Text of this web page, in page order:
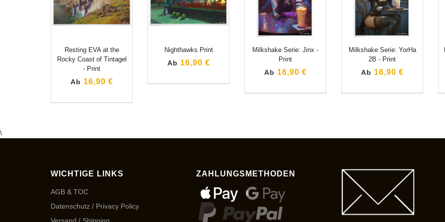
Resting EVA at the
Rocky Coast of Tintagel
- Print
Ab 16,90 €
Nighthawks Print
Ab 16,90 €
Milkshake Serie: Jinx -
Print
Ab 16,90 €
Milkshake Serie: YorHa
2B - Print
Ab 16,90 €
\
WICHTIGE LINKS
AGB & TOC
Datenschutz / Privacy Policy
ZAHLUNGSMETHODEN